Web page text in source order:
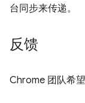
台同步来传递。
反馈
Chrome 团队希